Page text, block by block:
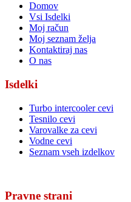
Domov
Vsi Isdelki
Moj račun
Moj seznam želja
Kontaktiraj nas
O nas
Isdelki
Turbo intercooler cevi
Tesnilo cevi
Varovalke za cevi
Vodne cevi
Seznam vseh izdelkov
Pravne strani